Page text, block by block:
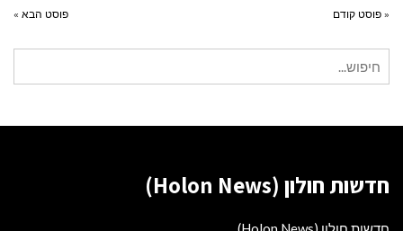
« פוסט קודם פוסט הבא »
עבור:
חדשות חולון (Holon News)